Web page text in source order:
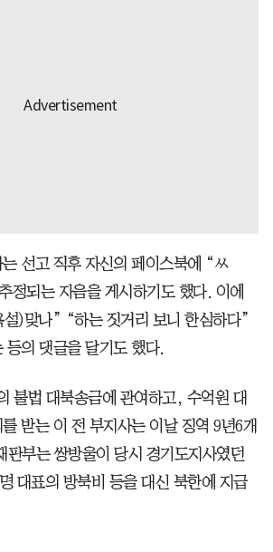
선고 직후 자신의 페이스북에 “ㅆ
정되는 자음을 게시하기도 했다. 이에
)맞나” “하는 짓거리 보니 한심하다”
등의 댓글을 달기도 했다.
불법 대북송금에 관여하고, 수억원 대
받는 이 전 부지사는 이날 징역 9년6개
판부는 쌍방울이 당시 경기도지사였던
대표의 방북비 등을 대신 북한에 지급